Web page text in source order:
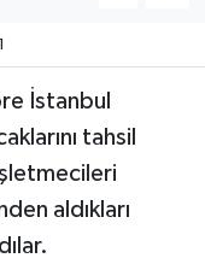
İstanbul
tahsil
aldıkları